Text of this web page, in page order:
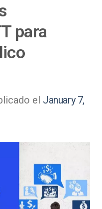
para
el January 7,